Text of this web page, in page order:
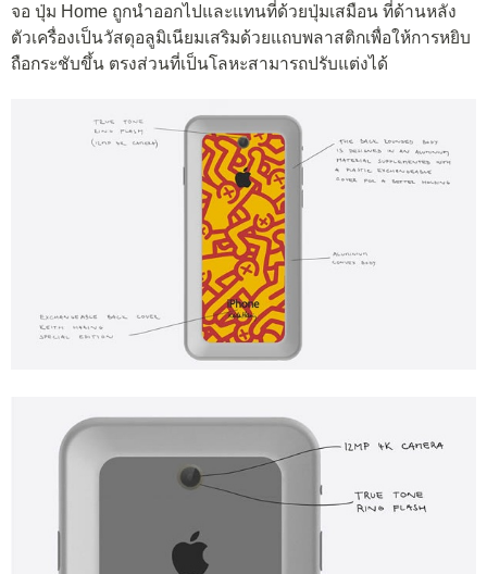
จอ ปุ่ม Home ถูกนำออกไปและแทนที่ด้วยปุ่มเสมือน ที่ด้านหลัง
ตัวเครื่องเป็นวัสดุอลูมิเนียมเสริมด้วยแถบพลาสติกเพื่อให้การหยิบ
ถือกระชับขึ้น ตรงส่วนที่เป็นโลหะสามารถปรับแต่งได้